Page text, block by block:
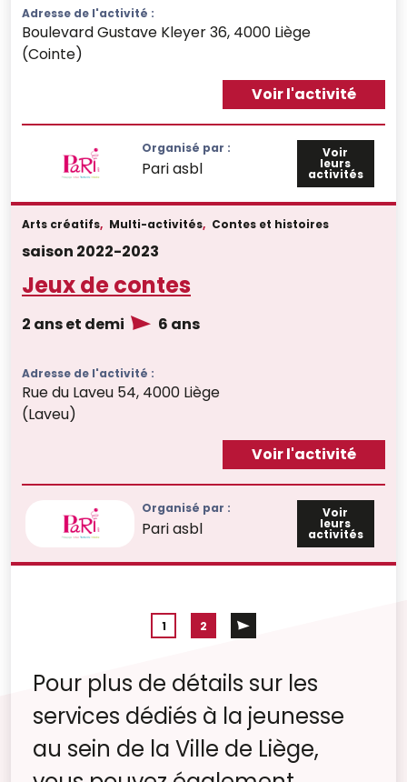
Organisé par :
Pari asbl
Voir
leurs
activités
Adresse de l'activité :
Boulevard Gustave Kleyer 36, 4000 Liège
(Cointe)
Voir l'activité
Organisé par :
Pari asbl
Voir
leurs
activités
Arts créatifs, Multi-activités, Contes et histoires
saison 2022-2023
Jeux de contes
2 ans et demi 6 ans
Adresse de l'activité :
Rue du Laveu 54, 4000 Liège
(Laveu)
Voir l'activité
1 2
Pour plus de détails sur les
services dédiés à la jeunesse
au sein de la Ville de Liège,